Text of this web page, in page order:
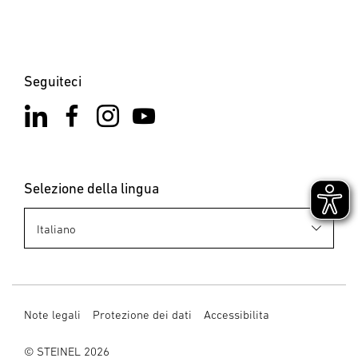
Seguiteci
Selezione della lingua
Note legali Protezione dei dati Accessibilita
© STEINEL 2026